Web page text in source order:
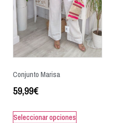
Conjunto Marisa
59,99€
Seleccionar opciones